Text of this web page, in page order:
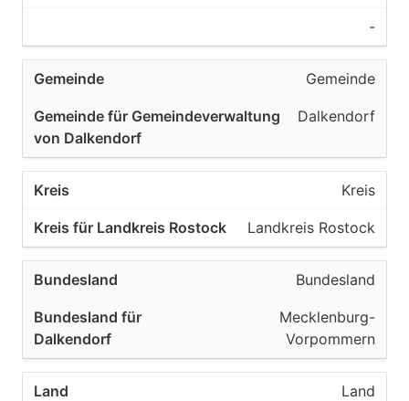
-
Gemeinde
Dalkendorf
Kreis
Landkreis Rostock
Bundesland
Mecklenburg-
Vorpommern
Land